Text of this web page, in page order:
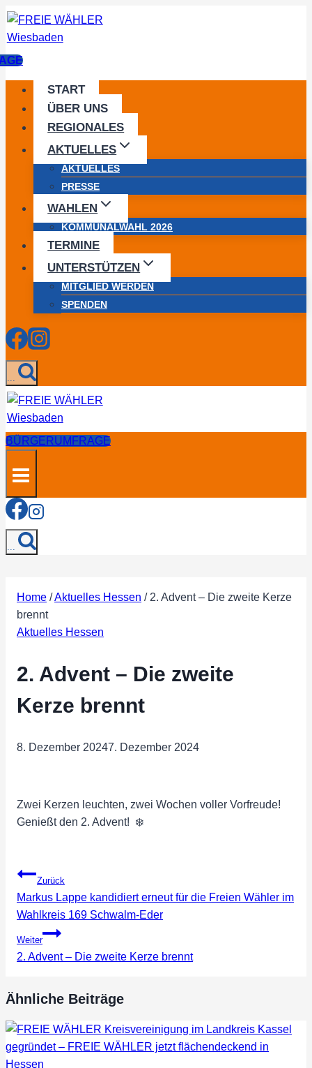
Zum
Inhalt
START
ÜBER UNS
REGIONALES
AKTUELLES
AKTUELLES
PRESSE
WAHLEN
KOMMUNALWAHL 2026
TERMINE
UNTERSTÜTZEN
MITGLIED WERDEN
SPENDEN
...
BÜRGERUMFRAGE
...
Home /Aktuelles Hessen / 2. Advent – Die zweite Kerze
brennt
Aktuelles Hessen
2. Advent – Die zweite
Kerze brennt
8. Dezember 20247. Dezember 2024
Zwei Kerzen leuchten, zwei Wochen voller Vorfreude!
Genießt den 2. Advent! ️ ️❄️
Beitragsnavigation
Zurück
Markus Lappe kandidiert erneut für die Freien Wähler im
Wahlkreis 169 Schwalm-Eder
Weiter
2. Advent – Die zweite Kerze brennt
Ähnliche Beiträge